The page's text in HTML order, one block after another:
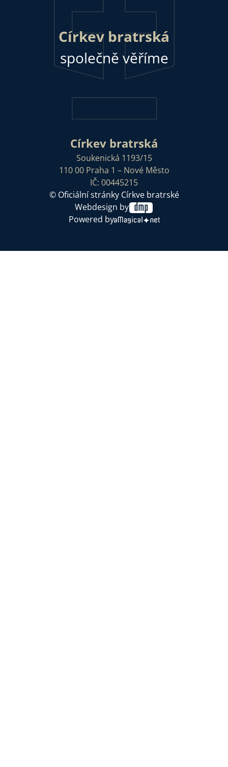
Církev bratrská
společně věříme
Církev bratrská
Soukenická 1193/15
110 00 Praha 1 – Nové Město
IČ: 00445215
© Oficiální stránky Církve bratrské
Webdesign by
Powered by